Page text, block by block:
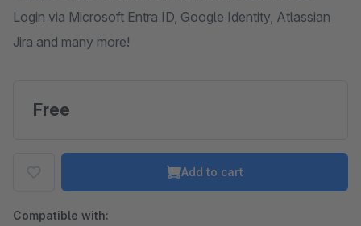
Login via Microsoft Entra ID, Google Identity, Atlassian
Jira and many more!
Free
Add to cart
Compatible with: